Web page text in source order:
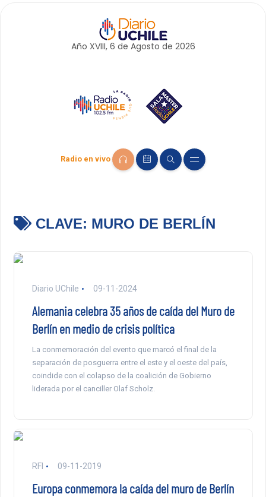
Año XVIII, 6 de Agosto de 2026
Radio en vivo
CLAVE: MURO DE BERLÍN
Diario UChile 09-11-2024
Alemania celebra 35 años de caída del Muro de
Berlín en medio de crisis política
La conmemoración del evento que marcó el final de la
separación de posguerra entre el este y el oeste del país,
coindide con el colapso de la coalición de Gobierno
liderada por el canciller Olaf Scholz.
RFI 09-11-2019
Europa conmemora la caída del muro de Berlín